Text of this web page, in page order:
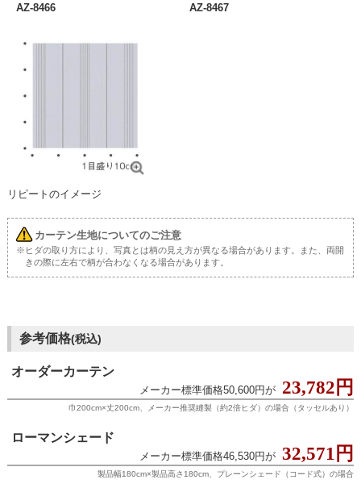
AZ-8466 AZ-8467
リピートのイメージ
カーテン生地についてのご注意
※ヒダの取り方により、写真とは柄の見え方が異なる場合があります。また、両開
きの際に左右で柄が合わなくなる場合があります。
参考価格(税込)
オーダーカーテン
メーカー標準価格50,600円が 23,782円
巾200cm×丈200cm、メーカー推奨縫製（約2倍ヒダ）の場合（タッセルあり）
ローマンシェード
メーカー標準価格46,530円が 32,571円
製品幅180cm×製品高さ180cm、プレーンシェード（コード式）の場合